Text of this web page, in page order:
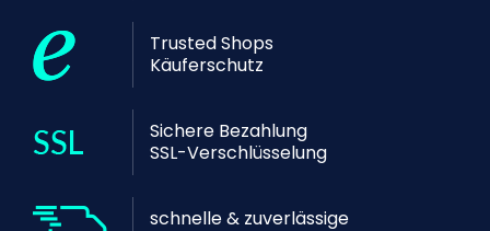
Trusted Shops
Käuferschutz
Sichere Bezahlung
SSL-Verschlüsselung
schnelle & zuverlässige